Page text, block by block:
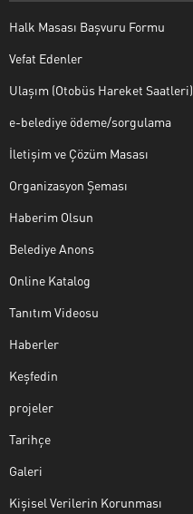
Halk Masası Başvuru Formu
Vefat Edenler
Ulaşım (Otobüs Hareket Saatleri)
e-belediye ödeme/sorgulama
İletişim ve Çözüm Masası
Organizasyon Şeması
Haberim Olsun
Belediye Anons
Online Katalog
Tanıtım Videosu
Haberler
Keşfedin
projeler
Tarihçe
Galeri
Kişisel Verilerin Korunması